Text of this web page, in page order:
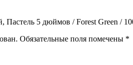
Пастель 5 дюймов / Forest Green /
Обязательные поля помечены *